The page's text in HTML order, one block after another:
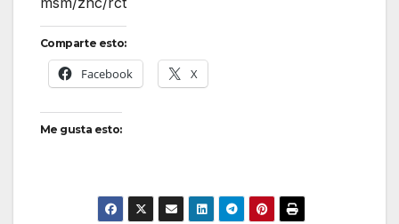
Comparte esto:
Facebook X
Me gusta esto: